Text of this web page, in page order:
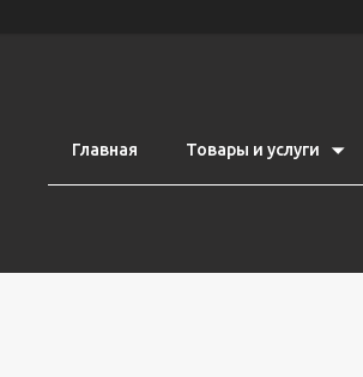
Главная Товары и услуги